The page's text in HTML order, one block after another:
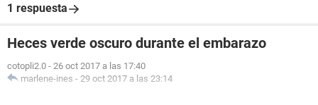
1 respuesta
Heces verde oscuro durante el embarazo
cotopli2.0 - 26 oct 2017 a las 17:40
marlene-ines - 29 oct 2017 a las 23:14